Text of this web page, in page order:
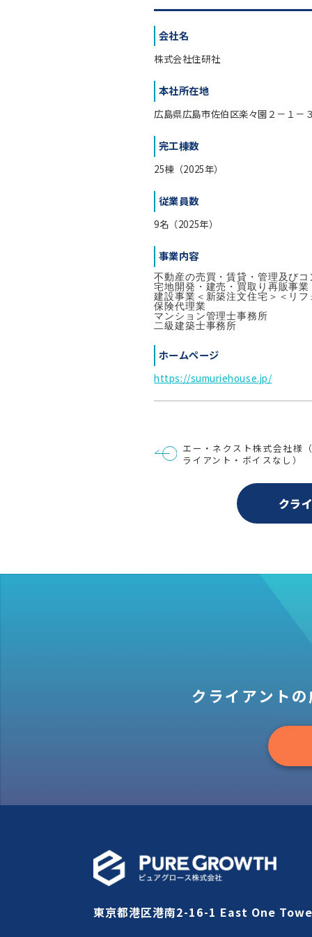
会社名
株式会社住研社
本社所在地
広島県広島市佐伯区楽々園２－１－
完工棟数
25棟（2025年）
従業員数
9名（2025年）
事業内容
不動産の売買・賃貸・管理及び
宅地開発・建売・買取り再販事業
建設事業＜新築注文住宅＞＜リフ
保険代理業
マンション管理士事務所
二級建築士事務所
ホームページ
https://sumuriehouse.jp/
投
稿
エー・ネクスト株式会社様
ライアント・ボイスなし）
クラ
クライアント
東京都港区港南2-16-1 East One